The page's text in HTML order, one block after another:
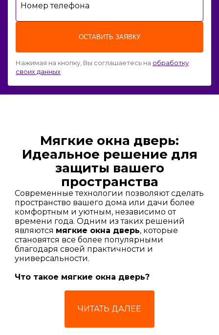
Номер телефона
ОСТАВИТЬ ЗАЯВКУ
Нажимая на кнопку, Вы соглашаетесь на обработку
своих данных
Мягкие окна дверь:
Идеальное решение для
защиты вашего
пространства
Современные технологии позволяют сделать
пространство вашего дома или дачи более
комфортным и уютным, независимо от
времени года. Одним из таких решений
являются мягкие окна дверь, которые
становятся все более популярными
благодаря своей практичности и
универсальности.
Что такое мягкие окна дверь?
гибкие конструкции, выполненные из
прочного прозрачного ПВХ-материала,
ЧИТАТЬ ДАЛЕЕ